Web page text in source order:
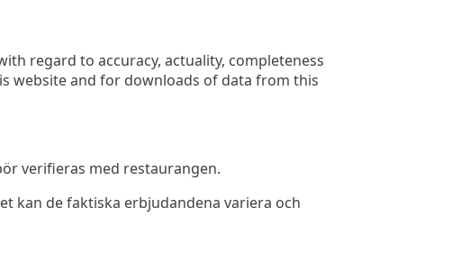
regard to accuracy, actuality, completeness
website and for downloads of data from this
verifieras med restaurangen.
kan de faktiska erbjudandena variera och